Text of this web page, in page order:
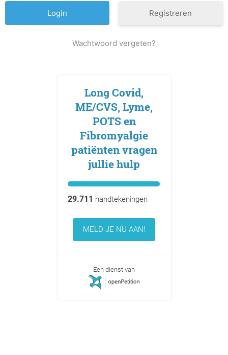
Registreren
Wachtwoord vergeten?
Long Covid,
ME/CVS, Lyme,
POTS en
Fibromyalgie
patiënten vragen
jullie hulp
29.711 handtekeningen
MELD JE NU AAN!
Een dienst van